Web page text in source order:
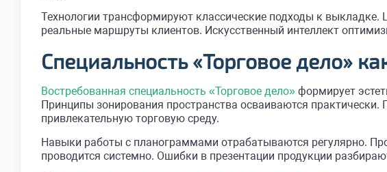
Технологии трансформируют классические подходы к
реальные маршруты клиентов. Искусственный интеллект
Специальность «Торговое дело»
Востребованная специальность «Торговое дело» формирует
Принципы зонирования пространства осваиваются
привлекательную торговую среду.
Навыки работы с планограммами отрабатываются регулярно.
проводится системно. Ошибки в презентации продукции